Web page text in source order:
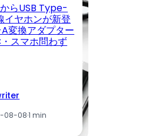
らUSB Type-
イヤホンが新登
変換アダプター
スマホ問わず
08-08·1 min